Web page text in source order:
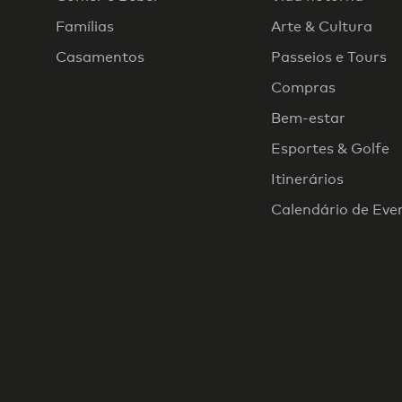
Famílias
Casamentos
Arte & Cultura
Passeios e Tours
Compras
Bem-estar
Esportes & Golfe
Itinerários
Calendário de